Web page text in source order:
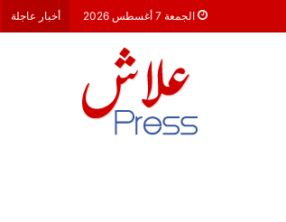
الجمعة 7 أغسطس 2026 أخبار عاجلة